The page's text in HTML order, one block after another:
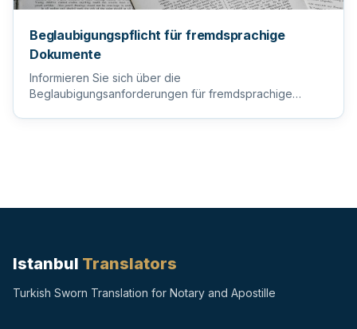
Beglaubigungspflicht für fremdsprachige
Dokumente
Informieren Sie sich über die
Beglaubigungsanforderungen für fremdsprachige
Istanbul Translators
Turkish Sworn Translation for Notary and Apostille